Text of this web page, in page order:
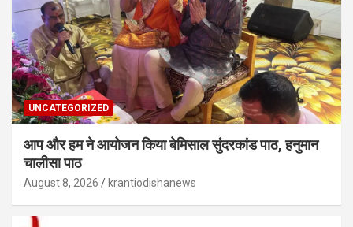
UNCATEGORIZED
आप और हम ने आयोजन किया बेमिसाल सुंदरकांड पाठ, हनुमान
चालीसा पाठ
August 8, 2026 krantiodishanews